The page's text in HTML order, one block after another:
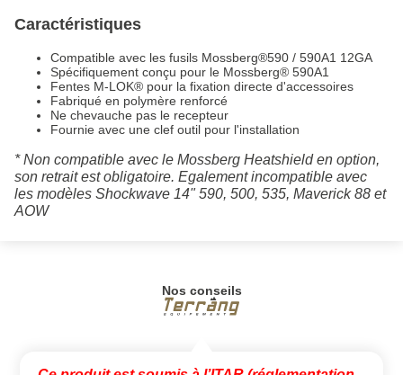
Caractéristiques
Compatible avec les fusils Mossberg®590 / 590A1 12GA
Spécifiquement conçu pour le Mossberg® 590A1
Fentes M-LOK® pour la fixation directe d'accessoires
Fabriqué en polymère renforcé
Ne chevauche pas le recepteur
Fournie avec une clef outil pour l'installation
* Non compatible avec le Mossberg Heatshield en option,
son retrait est obligatoire. Egalement incompatible avec
les modèles Shockwave 14" 590, 500, 535, Maverick 88 et
AOW
Nos conseils